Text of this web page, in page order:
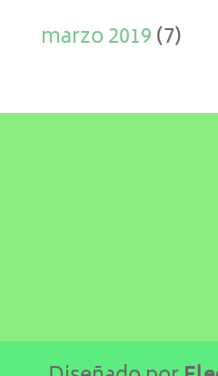
marzo 2019(7)